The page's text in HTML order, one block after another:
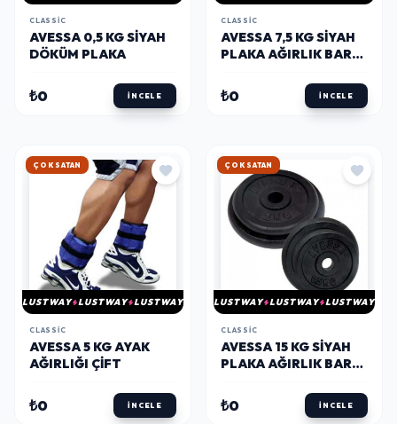
CLASSIC
AVESSA 0,5 KG SIYAH
DÖKÜM PLAKA
₺0 İNCELE
CLASSIC
AVESSA 7,5 KG SIYAH
PLAKA AĞIRLIK BAR
₺0 İNCELE
HIZLI KARGO
LUSTWAY LUSTWAY LUSTWAY
CLASSIC
AVESSA 5 KG AYAK
AĞIRLIĞI ÇIFT
₺0 İNCELE
HIZLI KARGO
LUSTWAY LUSTWAY LUSTWAY
CLASSIC
AVESSA 15 KG SIYAH
PLAKA AĞIRLIK BAR
₺0 İNCELE